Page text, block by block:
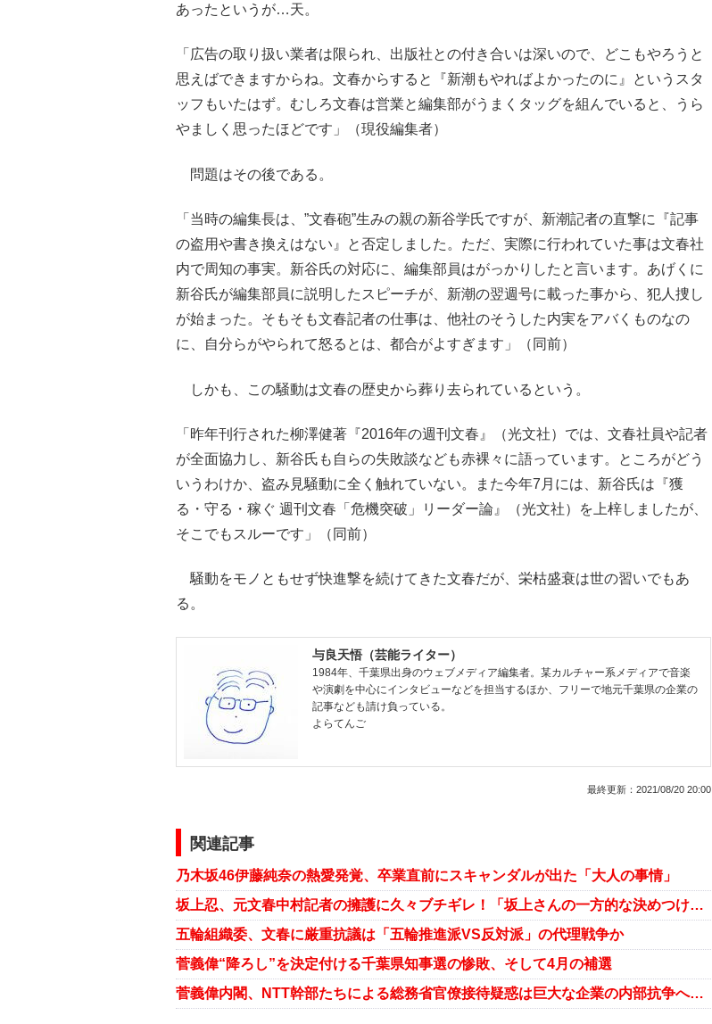
あったというが…天。
「広告の取り扱い業者は限られ、出版社との付き合いは深いので、どこもやろうと
思えばできますからね。文春からすると『新潮もやればよかったのに』というスタ
ッフもいたはず。むしろ文春は営業と編集部がうまくタッグを組んでいると、うら
やましく思ったほどです」（現役編集者）
問題はその後である。
「当時の編集長は、”文春砲”生みの親の新谷学氏ですが、新潮記者の直撃に『記事
の盗用や書き換えはない』と否定しました。ただ、実際に行われていた事は文春社
内で周知の事実。新谷氏の対応に、編集部員はがっかりしたと言います。あげくに
新谷氏が編集部員に説明したスピーチが、新潮の翌週号に載った事から、犯人捜し
が始まった。そもそも文春記者の仕事は、他社のそうした内実をアバくものなの
に、自分らがやられて怒るとは、都合がよすぎます」（同前）
しかも、この騒動は文春の歴史から葬り去られているという。
「昨年刊行された柳澤健著『2016年の週刊文春』（光文社）では、文春社員や記者
が全面協力し、新谷氏も自らの失敗談なども赤裸々に語っています。ところがどう
いうわけか、盗み見騒動に全く触れていない。また今年7月には、新谷氏は『獲
る・守る・稼ぐ 週刊文春「危機突破」リーダー論』（光文社）を上梓しましたが、
そこでもスルーです」（同前）
騒動をモノともせず快進撃を続けてきた文春だが、栄枯盛衰は世の習いでもあ
る。
与良天悟（芸能ライター）
1984年、千葉県出身のウェブメディア編集者。某カルチャー系メディアで音楽
や演劇を中心にインタビューなどを担当するほか、フリーで地元千葉県の企業の
記事なども請け負っている。
よらてんご
最終更新： 2021/08/20 20:00
関連記事
乃木坂46伊藤純奈の熱愛発覚、卒業直前にスキャンダルが出た「大人の事情」
坂上忍、元文春中村記者の擁護に久々ブチギレ！「坂上さんの一方的な決めつけは勘弁」に激しく攻め立てる
五輪組織委、文春に厳重抗議は「五輪推進派VS反対派」の代理戦争か
菅義偉“降ろし”を決定付ける千葉県知事選の惨敗、そして4月の補選
菅義偉内閣、NTT幹部たちによる総務省官僚接待疑惑は巨大な企業の内部抗争へーー